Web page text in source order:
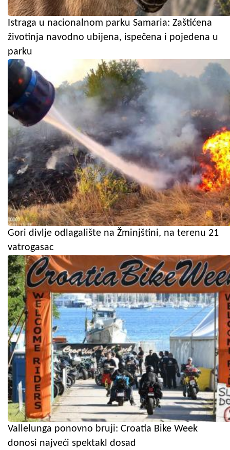
Istraga u nacionalnom parku Samaria: Zaštićena
životinja navodno ubijena, ispečena i pojedena u
parku
Gori divlje odlagalište na Žminjštini, na terenu 21
vatrogasac
Vallelunga ponovno bruji: Croatia Bike Week
donosi najveći spektakl dosad